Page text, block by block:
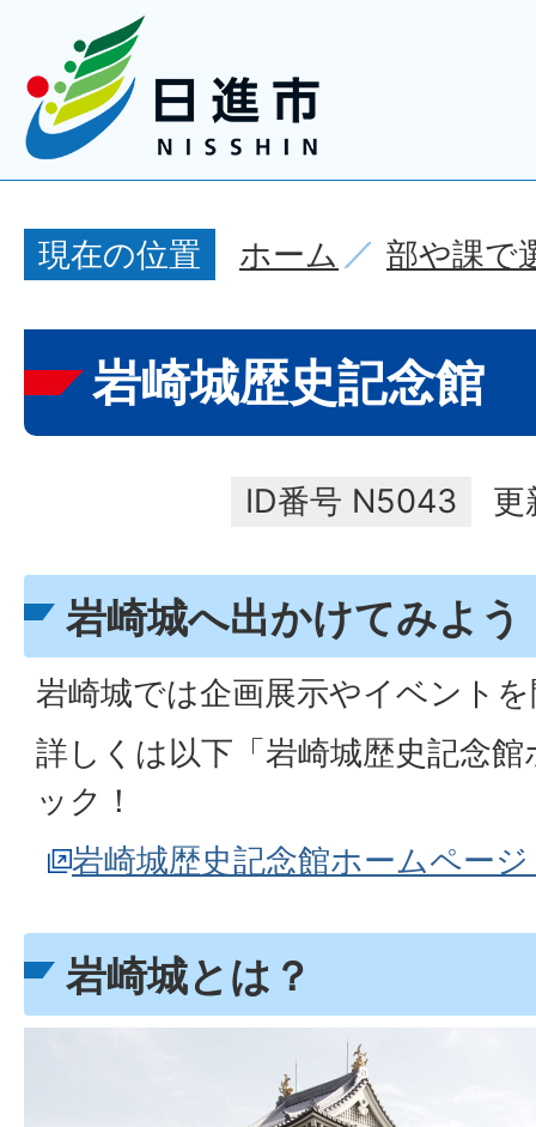
現在の位置 ホーム 部や課で
岩崎城歴史記念館
ID番号 N5043 更
岩崎城へ出かけてみよう
岩崎城では企画展示やイベント
詳しくは以下「岩崎城歴史記念
ック！
岩崎城歴史記念館ホームペー
岩崎城とは？